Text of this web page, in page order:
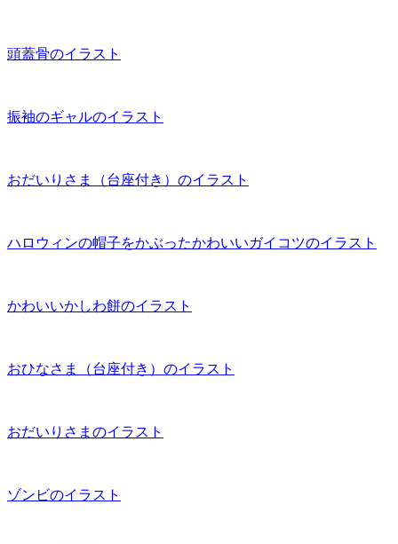
頭蓋骨のイラスト
振袖のギャルのイラスト
おだいりさま（台座付き）のイラスト
ハロウィンの帽子をかぶったかわいいガイコツのイラスト
かわいいかしわ餅のイラスト
おひなさま（台座付き）のイラスト
おだいりさまのイラスト
ゾンビのイラスト